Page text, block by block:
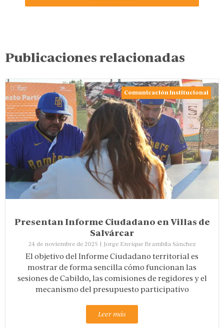
Publicaciones relacionadas
Comunicación Institucional
Presentan Informe Ciudadano en Villas de
Salvárcar
24 de noviembre de 2025 | Jorge Enrique Brambila Sánchez
El objetivo del Informe Ciudadano territorial es
mostrar de forma sencilla cómo funcionan las
sesiones de Cabildo, las comisiones de regidores y el
mecanismo del presupuesto participativo
Leer más